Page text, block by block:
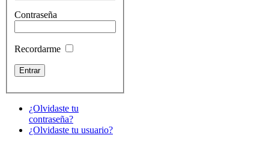
Contraseña
Recordarme
¿Olvidaste tu
contraseña?
¿Olvidaste tu usuario?